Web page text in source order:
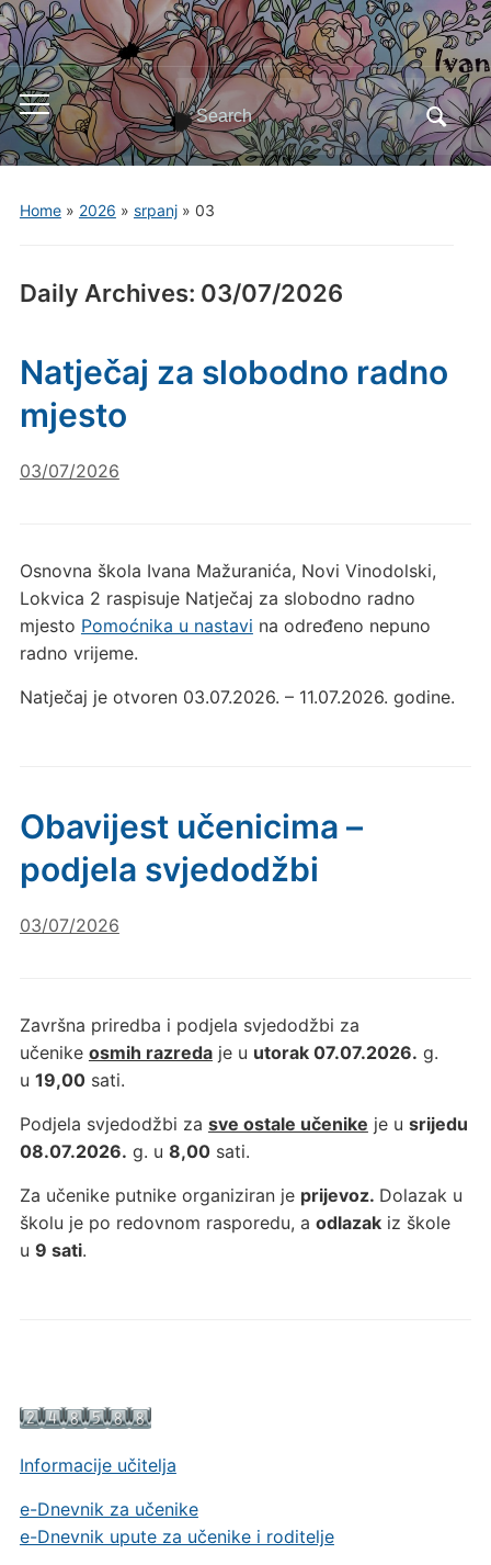
Toggle
mobile
menu
Search
for:
Home» 2026 » srpanj» 03
Daily Archives: 03/07/2026
Informacije učitelja
e-Dnevnik za učenike
e-Dnevnik upute za učenike i roditelje
Natječaj za slobodno radno
mjesto
03/07/2026
Osnovna škola Ivana Mažuranića, Novi Vinodolski,
Lokvica 2 raspisuje Natječaj za slobodno radno
mjesto Pomoćnika u nastavi na određeno nepuno
radno vrijeme.
Natječaj je otvoren 03.07.2026. – 11.07.2026. godine.
Obavijest učenicima –
podjela svjedodžbi
03/07/2026
Završna priredba i podjela svjedodžbi za
učenike osmih razredaje u utorak 07.07.2026. g.
u 19,00sati.
Podjela svjedodžbi za sve ostale učenike je u srijedu
08.07.2026. g. u 8,00sati.
Za učenike putnike organiziran je prijevoz. Dolazak u
školu je po redovnom rasporedu, a odlazakiz škole
u 9 sati.